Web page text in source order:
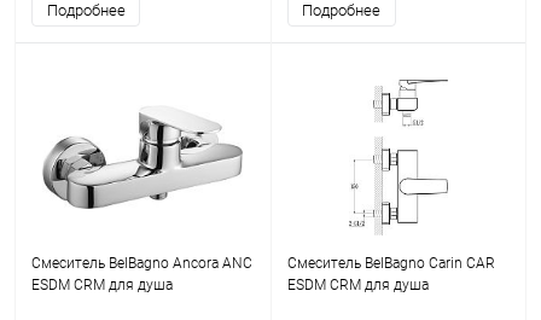
Подробнее Подробнее
Смеситель BelBagno Ancora ANC
ESDM CRM для душа
Смеситель BelBagno Carin CAR
ESDM CRM для душа